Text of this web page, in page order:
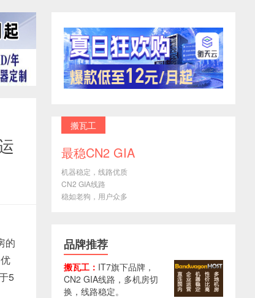
的
5
搬瓦工
最稳CN2 GIA
机器稳定，线路优质
CN2 GIA线路
稳如老狗，用户众多
品牌推荐
搬瓦工： IT7旗下品牌，
CN2 GIA线路，多机房切
换，线路稳定。